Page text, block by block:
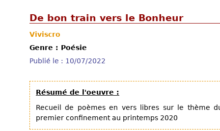
De bon train vers le Bonheur
Viviscro
Genre : Poésie
Publié le : 10/07/2022
Résumé de l'oeuvre :
Recueil de poèmes en vers libres sur le thème
premier confinement au printemps 2020